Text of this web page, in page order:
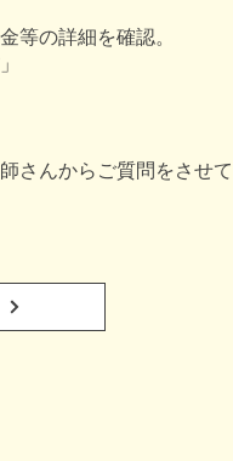
等の詳細を確認。
さんからご質問をさせ